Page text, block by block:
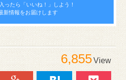
ったら 「いいね！」しよう！
新情報をお届けします
6,855View